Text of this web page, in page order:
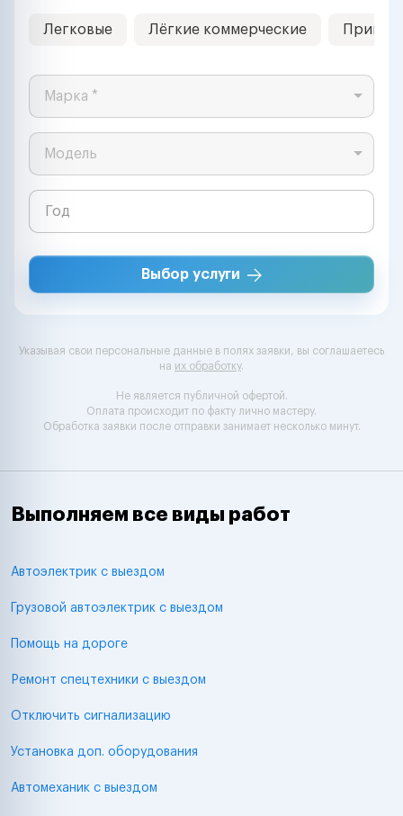
Легковые Лёгкие коммерческие
Марка *
Модель
Выбор услуги
Указывая свои персональные данные в полях заявки, вы соглашаетесь
на их обработку.
Не является публичной офертой.
Оплата происходит по факту лично мастеру.
Обработка заявки после отправки занимает несколько минут.
Выполняем все виды работ
Автоэлектрик с выездом
Грузовой автоэлектрик с выездом
Помощь на дороге
Ремонт спецтехники с выездом
Отключить сигнализацию
Установка доп. оборудования
Автомеханик с выездом